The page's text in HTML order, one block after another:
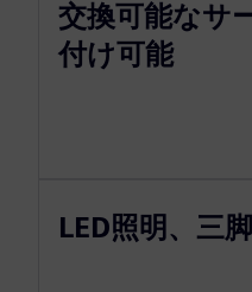
交換可能なサ
付け可能
LED照明、三